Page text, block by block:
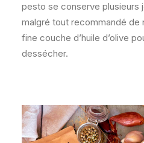
pesto se conserve plusieurs
malgré tout recommandé de
fine couche d’huile d’olive
dessécher.